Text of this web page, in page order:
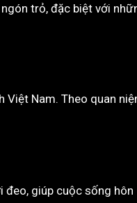
trỏ, đặc biệt với
Nam. Theo quan
giúp cuộc sống hôn